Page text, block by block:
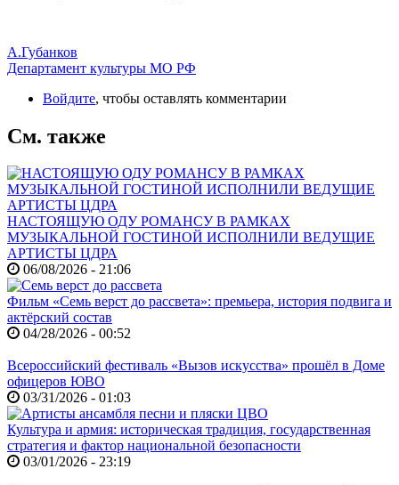
А.Губанков
Департамент культуры МО РФ
Войдите, чтобы оставлять комментарии
См. также
НАСТОЯЩУЮ ОДУ РОМАНСУ В РАМКАХ
МУЗЫКАЛЬНОЙ ГОСТИНОЙ ИСПОЛНИЛИ ВЕДУЩИЕ
АРТИСТЫ ЦДРА
06/08/2026 - 21:06
Фильм «Семь верст до рассвета»: премьера, история подвига и
актёрский состав
04/28/2026 - 00:52
Всероссийский фестиваль «Вызов искусства» прошёл в Доме
офицеров ЮВО
03/31/2026 - 01:03
Культура и армия: историческая традиция, государственная
стратегия и фактор национальной безопасности
03/01/2026 - 23:19